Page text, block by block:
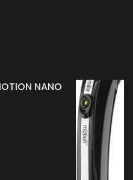
NANO